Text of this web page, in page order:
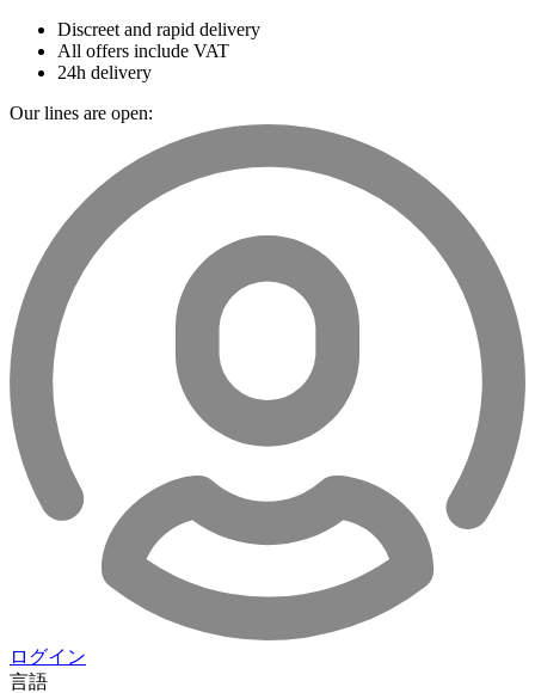
Discreet and rapid delivery
All offers include VAT
24h delivery
Our lines are open:
ログイン
言語